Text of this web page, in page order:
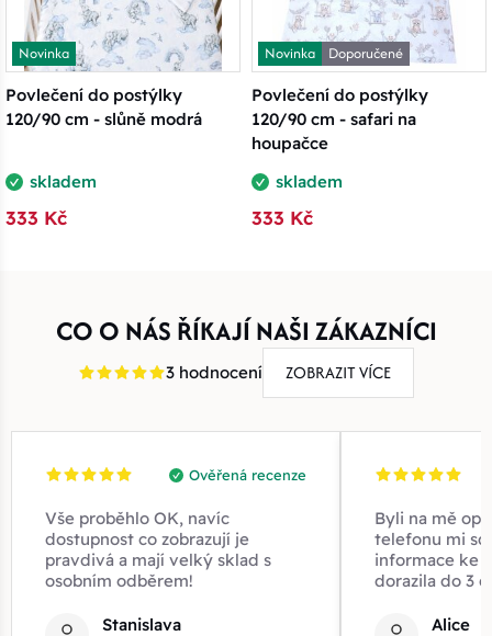
Novinka
Povlečení do postýlky
120/90 cm - slůně modrá
skladem
333 Kč
Novinka
Doporučené
Povlečení do postýlky
120/90 cm - safari na
houpačce
skladem
333 Kč
CO O NÁS ŘÍKAJÍ NAŠI ZÁKAZNÍCI
3 hodnocení ZOBRAZIT VÍCE
Ověřená recenze
Vše proběhlo OK, navíc
dostupnost co zobrazují je
pravdivá a mají velký sklad s
osobním odběrem!
Stanislava
Byli na mě
telefonu mi
informace ke
dorazila do 3
Alice